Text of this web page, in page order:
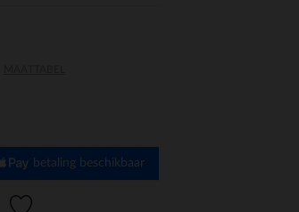
betaling beschikbaar